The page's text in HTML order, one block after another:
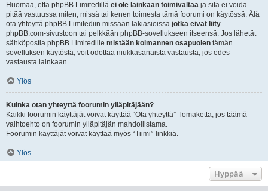
Huomaa, että phpBB Limitedillä ei ole lainkaan toimivaltaa ja sitä ei voida
pitää vastuussa miten, missä tai kenen toimesta tämä foorumi on käytössä. Älä
ota yhteyttä phpBB Limitediin missään lakiasioissa jotka eivät liity
phpBB.com-sivustoon tai pelkkään phpBB-sovellukseen itseensä. Jos lähetät
sähköpostia phpBB Limitedille mistään kolmannen osapuolen tämän
sovelluksen käytöstä, voit odottaa niukkasanaista vastausta, jos edes
vastausta lainkaan.
Ylös
Kuinka otan yhteyttä foorumin ylläpitäjään?
Kaikki foorumin käyttäjät voivat käyttää “Ota yhteyttä” -lomaketta, jos täämä
vaihtoehto on foorumin ylläpitäjän mahdollistama.
Foorumin käyttäjät voivat käyttää myös “Tiimi”-linkkiä.
Ylös
Hyppää